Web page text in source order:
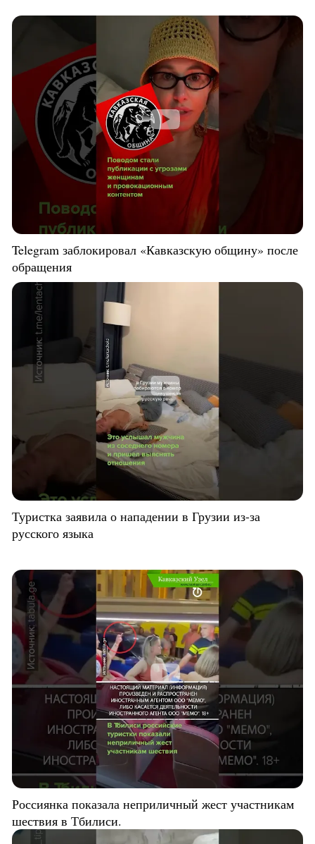
Telegram заблокировал «Кавказскую общину» после
обращения
Туристка заявила о нападении в Грузии из-за
русского языка
Россиянка показала неприличный жест участникам
шествия в Тбилиси.